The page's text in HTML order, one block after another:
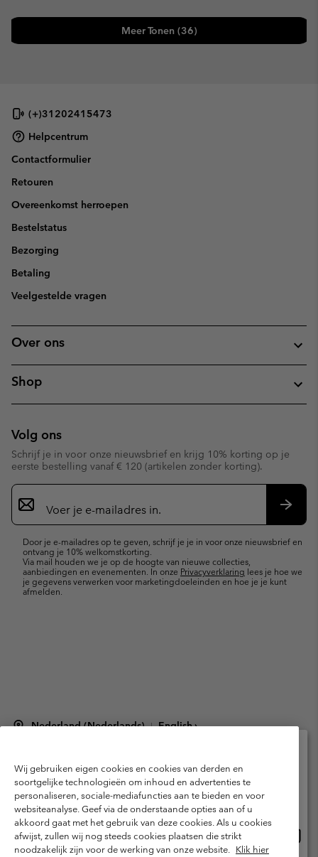
Meer Tonen (36)
(+)31202415473
Helpcentrum
Contactformulier
Retouren
Overeenkomst herroepen
Bestelstatus
Bezorging
Betaling
Veelgestelde vragen
Over ons
Shop
Volg ons
Schrijf je in voor onze nieuwsbrief en krijg 10% korting op je
eerste bestelling vanaf € 120 (artikelen zonder korting).
Aanmelden
voor
e-
Door je e-mailadres op te geven, schrijf je je in voor onze nieuwsbrief en
ontvang je 10% welkomstkorting.
Via mail houden we je op de hoogte van nieuwe collecties,
aanbiedingen en evenementen. In onze Privacyverklaring lees je hoe we
je gegevens verwerken voor marketingdoeleinden en hoe je je kunt
afmelden.
Nederland (Nederlands) | English ›
Gebruiksvoorwaarden
Verkoopvoorwaarden
Garantie
Privacybeleid
Gebruiksvoorwaarden voor lidmaatschap
Voorwaarden voor door gebruikers gegenereerde inhoud
Impressum
Cookies
Public CBCR
Wij gebruiken eigen cookies en cookies van derden en
soortgelijke technologieën om inhoud en advertenties te
personaliseren, sociale-mediafuncties aan te bieden en voor
websiteanalyse. Geef via de onderstaande opties aan of u
akkoord gaat met het gebruik van deze cookies. Als u cookies
afwijst, zullen wij nog steeds cookies plaatsen die strikt
noodzakelijk zijn voor de werking van onze website. Klik hier
Selecteer je verzendlocatie en taal
Online shoppen beschikbaar
United States